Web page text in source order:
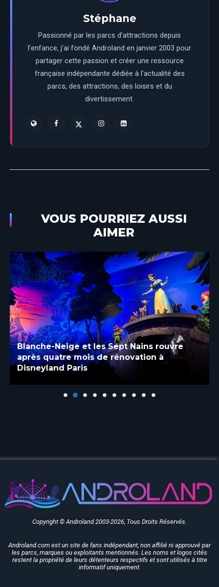
Stéphane
Passionné par les parcs d’attractions depuis
l’enfance, j’ai fondé Androland en janvier 2003 pour
partager cette passion et créer une ressource
française indépendante dédiée à l’actualité des
parcs, des attractions, des loisirs et du
divertissement.
VOUS POURRIEZ AUSSI
AIMER
Blanche-Neige et les Sept Nains rouvre
après quatre mois de rénovation à
Disneyland Paris
Copyright © Androland 2003-2026, Tous Droits Réservés.
Androland.com est un site de fans indépendant, non affilié ni approuvé par
les parcs, marques ou exploitants mentionnés. Les noms et logos cités
restent la propriété de leurs détenteurs respectifs et sont utilisés à titre
informatif uniquement.